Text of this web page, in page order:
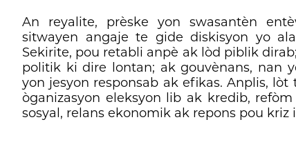
An reyalite, prèske yon swasantèn
sitwayen angaje te gide diskisyon yo
Sekirite, pou retabli anpè ak lòd piblik
politik ki dire lontan; ak gouvènans, nan
yon jesyon responsab ak efikas. Anplis,
òganizasyon eleksyon lib ak kredib,
sosyal, relans ekonomik ak repons pou